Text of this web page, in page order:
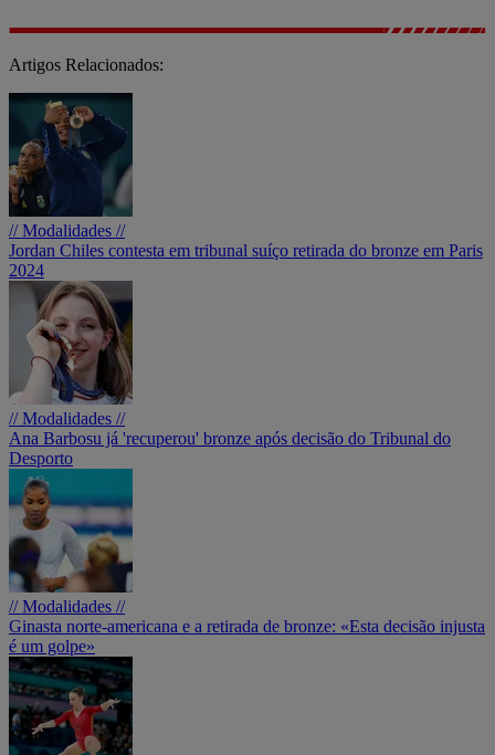
Artigos Relacionados:
// Modalidades //
Jordan Chiles contesta em tribunal suíço retirada do bronze em Paris
2024
// Modalidades //
Ana Barbosu já 'recuperou' bronze após decisão do Tribunal do
Desporto
// Modalidades //
Ginasta norte-americana e a retirada de bronze: «Esta decisão injusta
é um golpe»